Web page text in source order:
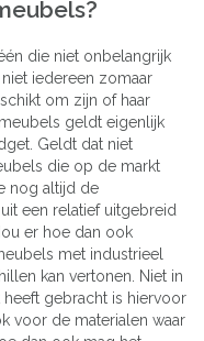
die niet onbelangrijk
iedereen zomaar
om zijn of haar
geldt eigenlijk
Geldt dat niet
die op de markt
nog altijd de
een relatief uitgebreid
er hoe dan ook
met industrieel
kan vertonen. Niet in
gebracht is hiervoor
voor de materialen waar